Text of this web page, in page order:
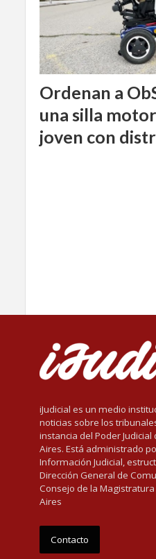
Ordenan a
una silla
joven con
iJudicial es un medio
noticias sobre los
instancia del Poder
Aires. Está administrado
Información Judicial,
Dirección General de
Consejo de la
Aires
Contacto